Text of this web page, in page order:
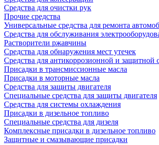
Средства для очистки рук
Прочие средства
Универсальные средства для ремонта
Средства для обслуживания
Растворители ржавчины
Средства для обнаружения мест утечек
Средства для антикоррозионной и защитной
Присадки в трансмиссионные масла
Присадки в моторные масла
Средства для защиты двигателя
Специальныe средства для защиты двигателя
Средства для системы охлаждения
Присадки в дизельное топливо
Спeциальные средства для дизеля
Комплексные присадки в дизельное топливо
Защитные и смазывающие присадки